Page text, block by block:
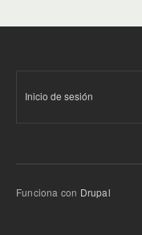
Inicio de sesión
Funciona con Drupal